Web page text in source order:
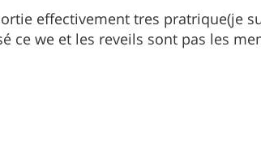
effectivement tres pratrique(je
ce we et les reveils sont pas les